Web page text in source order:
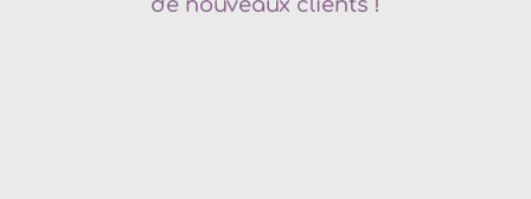
de nouveaux clients !